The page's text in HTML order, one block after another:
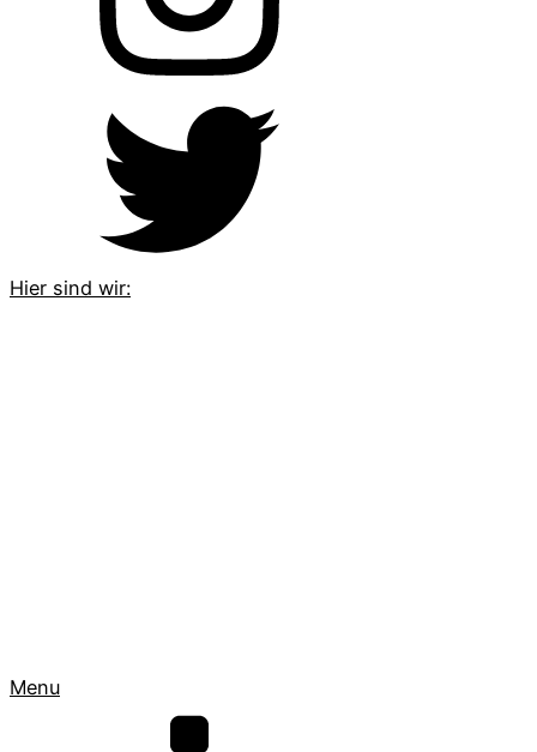
Hier sind wir:
Menu